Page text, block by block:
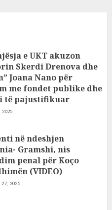
e UKT akuzon
Skerdi Drenova dhe
Joana Nano për
me fondet publike dhe
të pajustifikuar
2025
në ndeshjen
Gramshi, nis
penal për Koço
(VIDEO)
2025